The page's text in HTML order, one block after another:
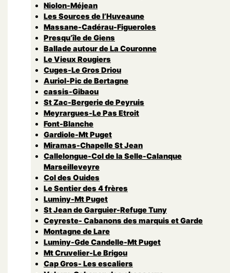
Niolon-Méjean
Les Sources de l’Huveaune
Massane-Cadérau-Figueroles
Presqu’île de Giens
Ballade autour de La Couronne
Le Vieux Rougiers
Cuges-Le Gros Driou
Auriol-Pic de Bertagne
cassis-Gibaou
St Zac-Bergerie de Peyruis
Meyrargues-Le Pas Etroit
Font-Blanche
Gardiole-Mt Puget
Miramas-Chapelle St Jean
Callelongue-Col de la Selle-Calanque
Marseilleveyre
Col des Ouides
Le Sentier des 4 frères
Luminy-Mt Puget
St Jean de Garguier-Refuge Tuny
Ceyreste- Cabanons des marquis et Garde
Montagne de Lare
Luminy-Gde Candelle-Mt Puget
Mt Cruvelier-Le Brigou
Cap Gros- Les escaliers